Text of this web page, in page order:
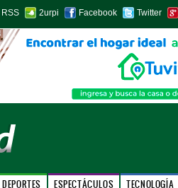
RSS 2urpi Facebook Twitter
DEPORTES ESPECTÁCULOS TECNOLOGÍA